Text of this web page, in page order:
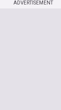
ADVERTISEMENT